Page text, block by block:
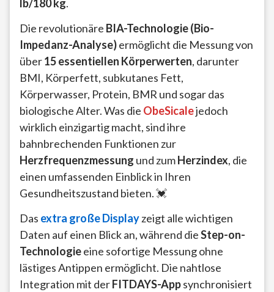
lb/180 kg.
Die revolutionäre BIA-Technologie (Bio-
Impedanz-Analyse)ermöglicht die Messung von
über15 essentiellen Körperwerten, darunter
BMI, Körperfett, subkutanes Fett,
Körperwasser, Protein, BMR und sogar das
biologische Alter. Was die ObeSicalejedoch
wirklich einzigartig macht, sind ihre
bahnbrechenden Funktionen zur
Herzfrequenzmessung und zumHerzindex, die
einen umfassenden Einblick in Ihren
Gesundheitszustand bieten. 💓
Das extra große Displayzeigt alle wichtigen
Daten auf einen Blick an, während dieStep-on-
Technologieeine sofortige Messung ohne
lästiges Antippen ermöglicht. Die nahtlose
Integration mit derFITDAYS-Appsynchronisiert